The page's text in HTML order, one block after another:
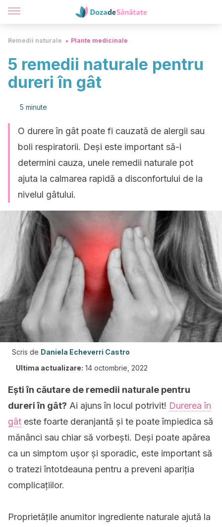
Remedii naturale Plante medicinale
5 remedii naturale pentru
dureri în gât
5 minute
O durere în gât poate fi cauzată de alergii sau
boli respiratorii. Deși este important să-i
determini cauza, unele remedii naturale pot
ajuta la calmarea rapidă a disconfortului de la
nivelul gâtului.
Scris de Daniela Echeverri Castro
Ultima actualizare: 14 octombrie, 2022
Ești în căutare de remedii naturale pentru
dureri în gât? Ai ajuns în locul potrivit! Durerea în
gât este foarte deranjantă și te poate împiedica să
mănânci sau chiar să vorbești. Deși poate apărea
ca un simptom ușor și sporadic, este important să
o tratezi întotdeauna pentru a preveni apariția
complicațiilor.
Proprietățile anumitor ingrediente naturale ajută la